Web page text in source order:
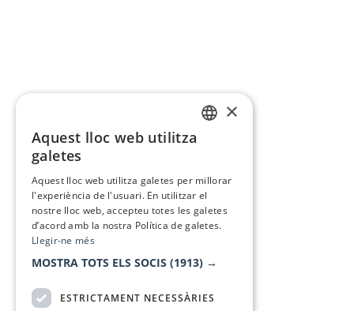
×
Aquest lloc web utilitza
galetes
Aquest lloc web utilitza galetes per millorar
l'experiència de l'usuari. En utilitzar el
nostre lloc web, accepteu totes les galetes
d’acord amb la nostra Política de galetes.
Llegir-ne més
MOSTRA TOTS ELS SOCIS (1913) →
ESTRICTAMENT NECESSÀRIES